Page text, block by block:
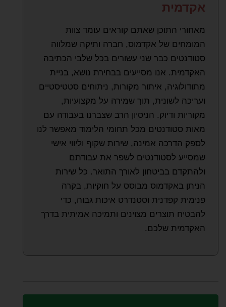
אקדמית
מאחורי התוכן שאתם קוראים עומד צוות
המומחים של אקדמוס, חברה ותיקה שמלווה
סטודנטים כבר שני עשורים בכל שלבי הכתיבה
האקדמית. אנו מסייעים בבחירת נושא, בניית
מתודולוגיה, איתור מקורות, ניתוחים סטטיסטיים
ועריכה לשונית, תוך שמירה על מקצועיות,
מקוריות ודיוק. הניסיון הרב שצברנו בעבודה עם
מאות סטודנטים מכל תחומי הלימוד מאפשר לנו
לספק הדרכה אמינה, שירות שקוף וליווי אישי
שמסייע לסטודנטים לשפר את עבודתם
ולהתקדם בביטחון לאורך התואר. כל שירות
הניתן באקדמוס מבוסס על חוקיות, בקרה
פנימית קפדנית וסטנדרט איכות גבוה, כדי
להבטיח תוצרים מצוינים ותמיכה אמיתית בדרך
האקדמית שלכם.